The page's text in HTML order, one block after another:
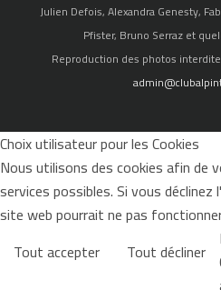
Julien Defois, Alexandra Genesty,
Pfister, Bruno Serraz et
Reproduction des photos
Choix utilisateur pour les Cookies
Nous utilisons des cookies afin de
services possibles. Si vous
site web pourrait ne pas
Tout accepter
Tout décliner